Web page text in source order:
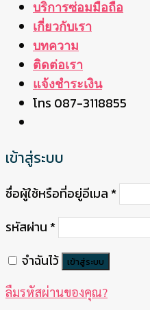
บริการซ่อมมือถือ
เกี่ยวกับเรา
บทความ
ติดต่อเรา
แจ้งชำระเงิน
โทร 087-3118855
เข้าสู่ระบบ
ชื่อผู้ใช้หรือที่อยู่อีเมล*
รหัสผ่าน*
จำฉันไว้ เข้าสู่ระบบ
ลืมรหัสผ่านของคุณ?